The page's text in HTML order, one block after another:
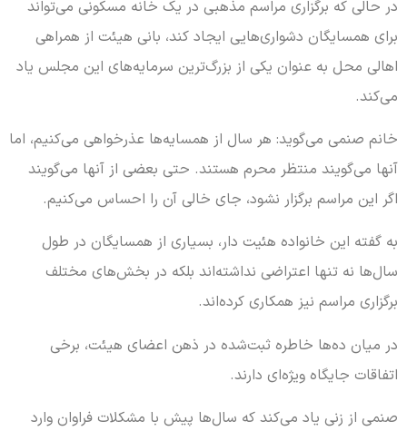
در حالی که برگزاری مراسم مذهبی در یک خانه مسکونی می‌تواند
برای همسایگان دشواری‌هایی ایجاد کند، بانی هیئت از همراهی
اهالی محل به عنوان یکی از بزرگ‌ترین سرمایه‌های این مجلس یاد
می‌کند.
خانم صنمی می‌گوید: هر سال از همسایه‌ها عذرخواهی می‌کنیم، اما
آنها می‌گویند منتظر محرم هستند. حتی بعضی از آنها می‌گویند
اگر این مراسم برگزار نشود، جای خالی آن را احساس می‌کنیم.
به گفته این خانواده هئیت دار، بسیاری از همسایگان در طول
سال‌ها نه تنها اعتراضی نداشته‌اند بلکه در بخش‌های مختلف
برگزاری مراسم نیز همکاری کرده‌اند.
در میان ده‌ها خاطره ثبت‌شده در ذهن اعضای هیئت، برخی
اتفاقات جایگاه ویژه‌ای دارند.
صنمی از زنی یاد می‌کند که سال‌ها پیش با مشکلات فراوان وارد